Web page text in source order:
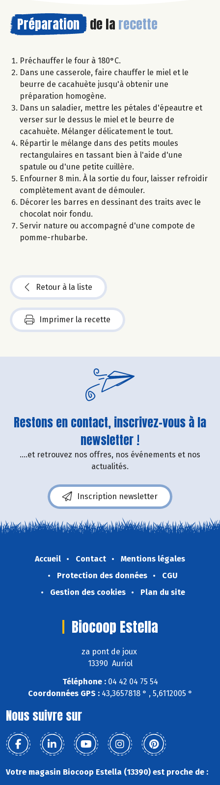
Préparation de la recette
Préchauffer le four à 180°C.
Dans une casserole, faire chauffer le miel et le
beurre de cacahuète jusqu'à obtenir une
préparation homogène.
Dans un saladier, mettre les pétales d'épeautre et
verser sur le dessus le miel et le beurre de
cacahuète. Mélanger délicatement le tout.
Répartir le mélange dans des petits moules
rectangulaires en tassant bien à l'aide d'une
spatule ou d'une petite cuillère.
Enfourner 8 min. À la sortie du four, laisser refroidir
complètement avant de démouler.
Décorer les barres en dessinant des traits avec le
chocolat noir fondu.
Servir nature ou accompagné d'une compote de
pomme-rhubarbe.
Retour à la liste
Imprimer la recette
Restons en contact, inscrivez-vous à la
newsletter !
....et retrouvez nos offres, nos événements et nos
actualités.
Inscription newsletter
Accueil Contact
Mentions légales
Protection des données
CGU
Gestion des cookies
Plan du site
Biocoop Estella
za pont de joux
13390 Auriol
Téléphone :04 42 04 75 54
Coordonnées GPS :43,3657818 ° , 5,6112005 °
Nous suivre sur
Votre magasin Biocoop Estella (13390) est proche de :